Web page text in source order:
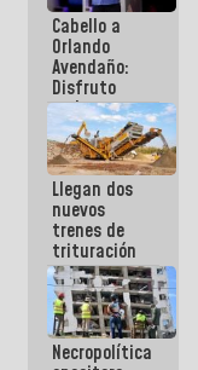
Cabello a
Orlando
Avendaño:
Disfruto
cada vez
que escribes
porque lo
que haces
es
embarrarla
Llegan dos
nuevos
trenes de
trituración
para
optimizar
manejo de
escombros
en La Guaira
Necropolítica